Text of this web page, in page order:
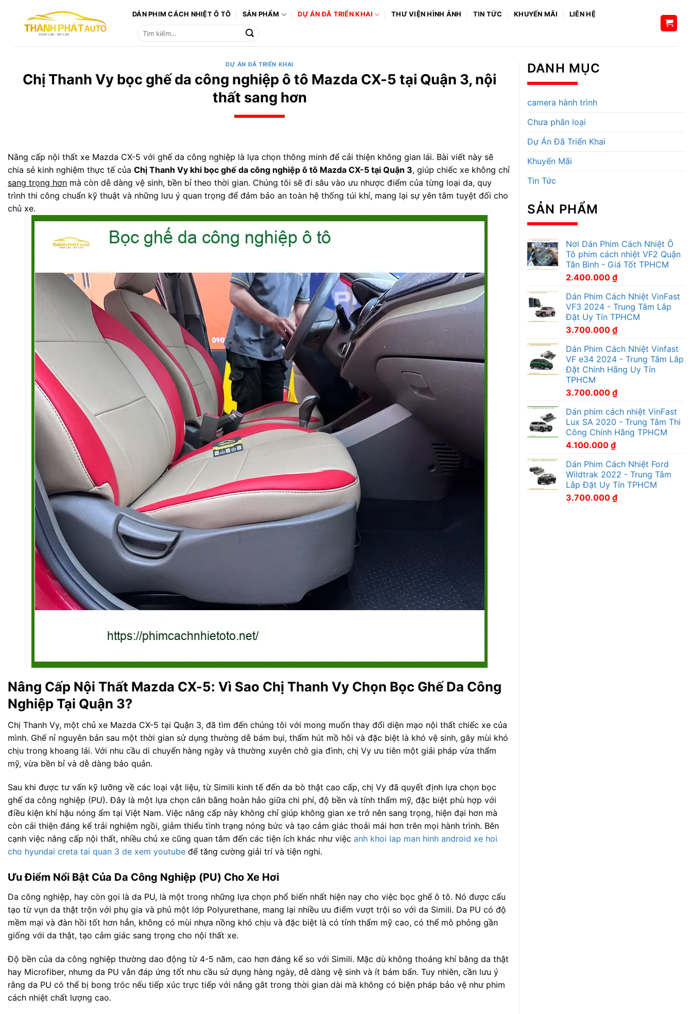
dung
DÁN PHIM CÁCH NHIỆT Ô TÔ SẢN PHẨM DỰ ÁN ĐÃ TRIỂN KHAI THƯ VIỆN HÌNH ẢNH TIN TỨC KHUYẾN MÃI
LIÊN HỆ
Tìm
DỰ ÁN ĐÃ TRIỂN KHAI
Chị Thanh Vy bọc ghế da công nghiệp ô tô Mazda CX-5 tại Quận 3, nội
thất sang hơn
Nâng cấp nội thất xe Mazda CX-5 với ghế da công nghiệp là lựa chọn thông minh để cải thiện không gian lái. Bài viết này sẽ
chia sẻ kinh nghiệm thực tế của Chị Thanh Vy khi bọc ghế da công nghiệp ô tô Mazda CX-5 tại Quận 3, giúp chiếc xe không chỉ
sang trọng hơn mà còn dễ dàng vệ sinh, bền bỉ theo thời gian. Chúng tôi sẽ đi sâu vào ưu nhược điểm của từng loại da, quy
trình thi công chuẩn kỹ thuật và những lưu ý quan trọng để đảm bảo an toàn hệ thống túi khí, mang lại sự yên tâm tuyệt đối cho
chủ xe.
Nâng Cấp Nội Thất Mazda CX-5: Vì Sao Chị Thanh Vy Chọn Bọc Ghế Da Công
Nghiệp Tại Quận 3?
Chị Thanh Vy, một chủ xe Mazda CX-5 tại Quận 3, đã tìm đến chúng tôi với mong muốn thay đổi diện mạo nội thất chiếc xe của
mình. Ghế nỉ nguyên bản sau một thời gian sử dụng thường dễ bám bụi, thấm hút mồ hôi và đặc biệt là khó vệ sinh, gây mùi khó
chịu trong khoang lái. Với nhu cầu di chuyển hàng ngày và thường xuyên chở gia đình, chị Vy ưu tiên một giải pháp vừa thẩm
mỹ, vừa bền bỉ và dễ dàng bảo quản.
Sau khi được tư vấn kỹ lưỡng về các loại vật liệu, từ Simili kinh tế đến da bò thật cao cấp, chị Vy đã quyết định lựa chọn bọc
ghế da công nghiệp (PU). Đây là một lựa chọn cân bằng hoàn hảo giữa chi phí, độ bền và tính thẩm mỹ, đặc biệt phù hợp với
điều kiện khí hậu nóng ẩm tại Việt Nam. Việc nâng cấp này không chỉ giúp không gian xe trở nên sang trọng, hiện đại hơn mà
còn cải thiện đáng kể trải nghiệm ngồi, giảm thiểu tình trạng nóng bức và tạo cảm giác thoải mái hơn trên mọi hành trình. Bên
cạnh việc nâng cấp nội thất, nhiều chủ xe cũng quan tâm đến các tiện ích khác như việc anh khoi lap man hinh android xe hoi
cho hyundai creta tai quan 3 de xem youtube để tăng cường giải trí và tiện nghi.
Ưu Điểm Nổi Bật Của Da Công Nghiệp (PU) Cho Xe Hơi
Da công nghiệp, hay còn gọi là da PU, là một trong những lựa chọn phổ biến nhất hiện nay cho việc bọc ghế ô tô. Nó được cấu
tạo từ vụn da thật trộn với phụ gia và phủ một lớp Polyurethane, mang lại nhiều ưu điểm vượt trội so với da Simili. Da PU có độ
mềm mại và đàn hồi tốt hơn hẳn, không có mùi nhựa nồng khó chịu và đặc biệt là có tính thẩm mỹ cao, có thể mô phỏng gần
giống với da thật, tạo cảm giác sang trọng cho nội thất xe.
Độ bền của da công nghiệp thường dao động từ 4-5 năm, cao hơn đáng kể so với Simili. Mặc dù không thoáng khí bằng da thật
hay Microfiber, nhưng da PU vẫn đáp ứng tốt nhu cầu sử dụng hàng ngày, dễ dàng vệ sinh và ít bám bẩn. Tuy nhiên, cần lưu ý
rằng da PU có thể bị bong tróc nếu tiếp xúc trực tiếp với nắng gắt trong thời gian dài mà không có biện pháp bảo vệ như phim
cách nhiệt chất lượng cao.
DANH MỤC
camera hành trình
Chưa phân loại
Dự Án Đã Triển Khai
Khuyến Mãi
Tin Tức
SẢN PHẨM
Nơi Dán Phim Cách Nhiệt Ô
Tô phim cách nhiệt VF2 Quận
Tân Bình - Giá Tốt TPHCM
2.400.000 ₫
Dán Phim Cách Nhiệt VinFast
VF3 2024 - Trung Tâm Lắp
Đặt Uy Tín TPHCM
3.700.000 ₫
Dán Phim Cách Nhiệt Vinfast
VF e34 2024 - Trung Tâm Lắp
Đặt Chính Hãng Uy Tín
TPHCM
3.700.000 ₫
Dán phim cách nhiệt VinFast
Lux SA 2020 - Trung Tâm Thi
Công Chính Hãng TPHCM
4.100.000 ₫
Dán Phim Cách Nhiệt Ford
Wildtrak 2022 - Trung Tâm
Lắp Đặt Uy Tín TPHCM
3.700.000 ₫